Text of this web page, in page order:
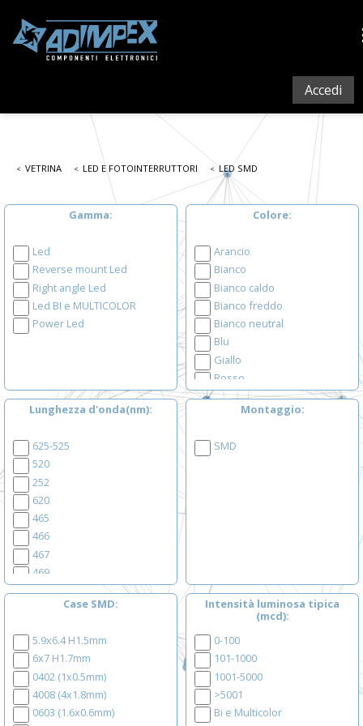
Accedi
VETRINA LED E FOTOINTERRUTTORI LED SMD
Gamma
Led
Reverse mount Led
Right angle Led
Led BI e MULTICOLOR
Power Led
Colore
Arancio
Bianco
Bianco caldo
Bianco freddo
Bianco neutral
Blu
Giallo
Rosso
Verde
Arancio - Giallo
Giallo - Verde
Lunghezza d'onda(nm)
625-525
520
252
620
465
466
467
469
470
525
527
565
568
570
Montaggio
SMD
Case SMD
5.9x6.4 H1.5mm
6x7 H1.7mm
0402 (1x0.5mm)
4008 (4x1.8mm)
0603 (1.6x0.6mm)
Intensità luminosa tipica
(mcd)
0-100
101-1000
1001-5000
>5001
Bi e Multicolor